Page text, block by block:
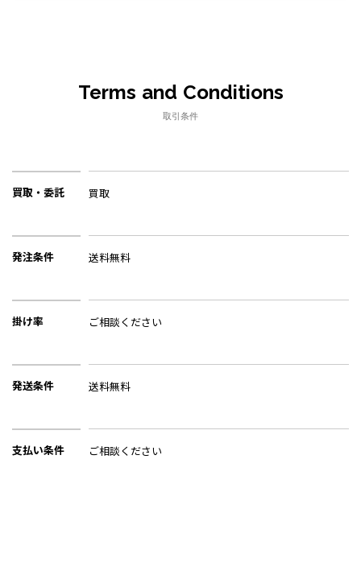
Terms and Conditions
取引条件
買取・委託 買取
発注条件 送料無料
掛け率 ご相談ください
発送条件 送料無料
支払い条件 ご相談ください